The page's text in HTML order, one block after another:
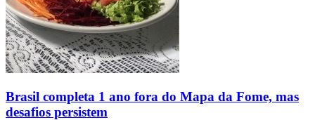
Brasil completa 1 ano fora do Mapa da Fome, mas
desafios persistem